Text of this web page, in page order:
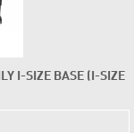
I-SIZE BASE (I-SIZE